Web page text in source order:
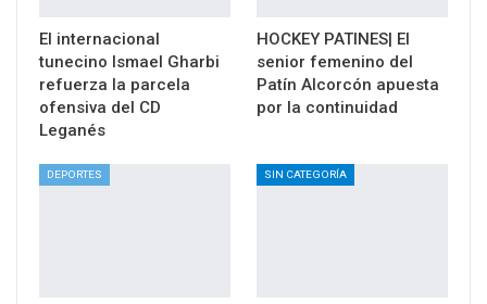
El internacional
tunecino Ismael Gharbi
refuerza la parcela
ofensiva del CD
Leganés
HOCKEY PATINES| El
senior femenino del
Patín Alcorcón apuesta
por la continuidad
DEPORTES SIN CATEGORÍA